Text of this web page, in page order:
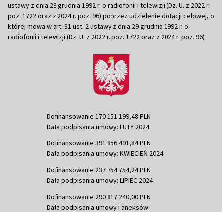
ustawy z dnia 29 grudnia 1992 r. o radiofonii i telewizji (Dz. U. z 2022 r.
poz. 1722 oraz z 2024 r. poz. 96) poprzez udzielenie dotacji celowej, o
której mowa w art. 31 ust. 2 ustawy z dnia 29 grudnia 1992 r. o
radiofonii i telewizji (Dz. U. z 2022 r. poz. 1722 oraz z 2024 r. poz. 96)
Dofinansowanie 170 151 199,48 PLN
Data podpisania umowy: LUTY 2024
Dofinansowanie 391 856 491,84 PLN
Data podpisania umowy: KWIECIEŃ 2024
Dofinansowanie 237 754 754,24 PLN
Data podpisania umowy: LIPIEC 2024
Dofinansowanie 290 817 240,00 PLN
Data podpisania umowy i aneksów: